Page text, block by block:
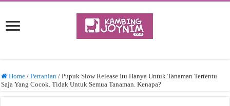
Home / Pertanian / Pupuk Slow Release Itu Hanya Untuk Tanaman Tertentu
Saja Yang Cocok. Tidak Untuk Semua Tanaman. Kenapa?